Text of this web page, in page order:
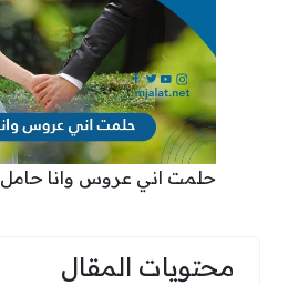
حلمت اني عروس وانا حامل
محتويات المقال